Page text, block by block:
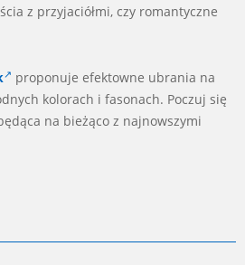
z przyjaciółmi, czy romantyczne
proponuje efektowne ubrania na
kolorach i fasonach. Poczuj się
na bieżąco z najnowszymi